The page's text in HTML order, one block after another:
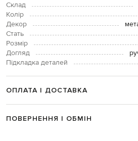
Склад
Колір
Декор
Стать
Розмір
Догляд
Підкладка деталей
ОПЛАТА І ДОСТАВКА
ПОВЕРНЕННЯ І ОБМІН